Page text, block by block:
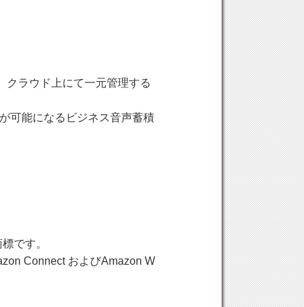
クラウド上にて一元管理する
可能になるビジネス音声蓄積
です。
Connect およびAmazon W